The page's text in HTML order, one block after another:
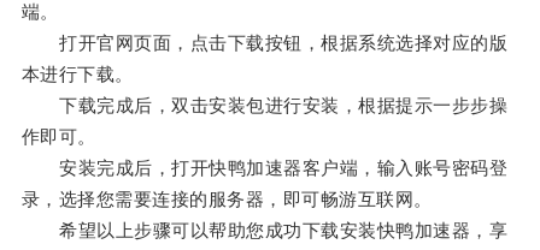
端。
打开官网页面，点击下载按钮，根据系统选择对应的版
本进行下载。
下载完成后，双击安装包进行安装，根据提示一步步操
作即可。
安装完成后，打开快鸭加速器客户端，输入账号密码登
录，选择您需要连接的服务器，即可畅游互联网。
希望以上步骤可以帮助您成功下载安装快鸭加速器，享